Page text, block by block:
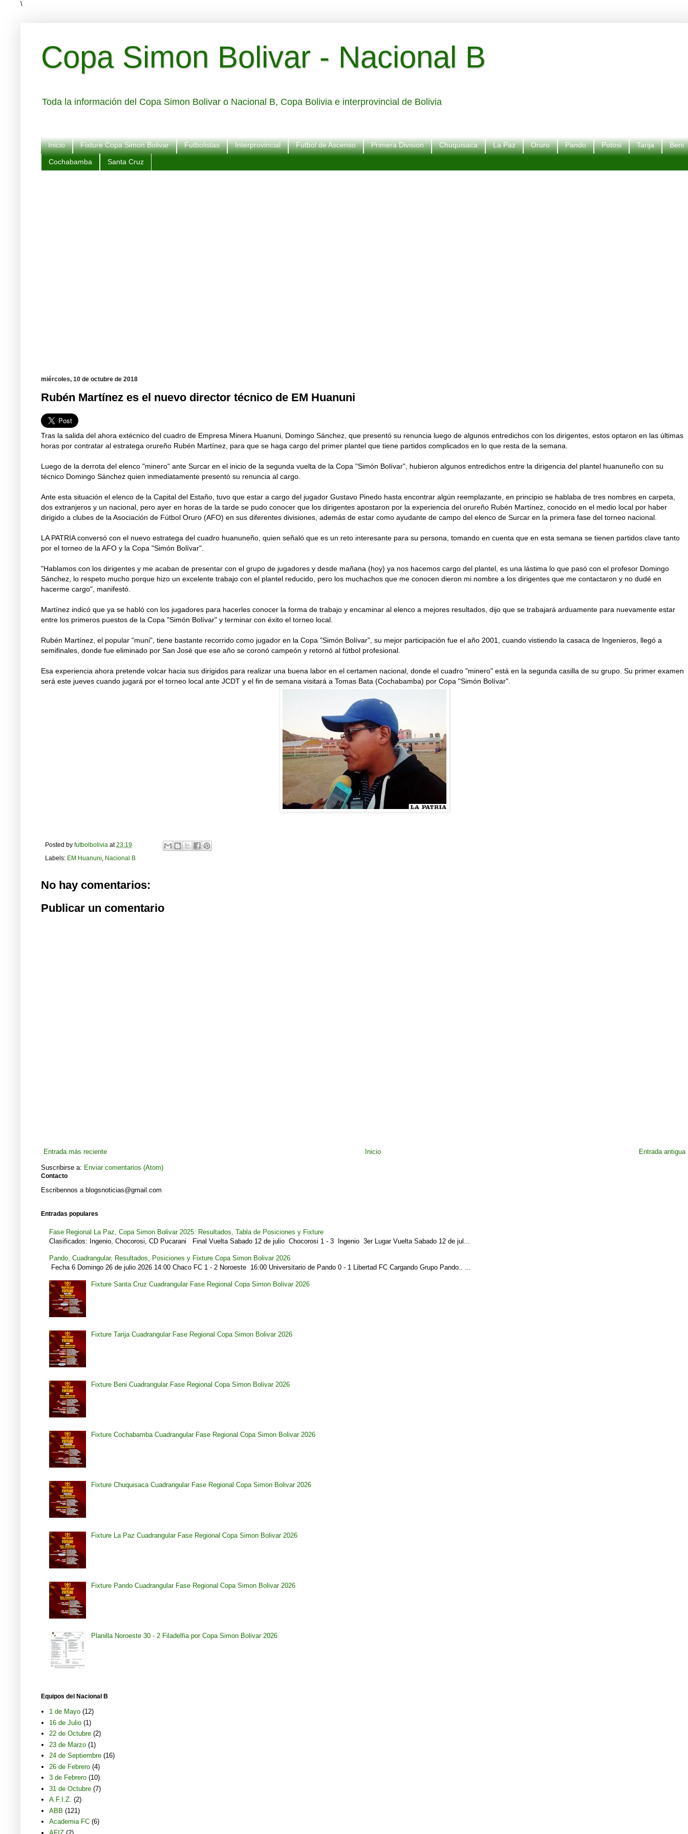
\
Copa Simon Bolivar - Nacional B
Toda la información del Copa Simon Bolivar o Nacional B, Copa Bolivia e interprovincial de Bolivia
Inicio Fixture Copa Simon Bolivar Futbolistas Interprovincial Futbol de Ascenso Primera Division Chuquisaca La Paz Oruro Pando Potosi Tarija Beni
Cochabamba Santa Cruz
miércoles, 10 de octubre de 2018
Rubén Martínez es el nuevo director técnico de EM Huanuni
Tras la salida del ahora extécnico del cuadro de Empresa Minera Huanuni, Domingo Sánchez, que presentó su renuncia luego de algunos entredichos con los dirigentes, estos optaron en las últimas
horas por contratar al estratega orureño Rubén Martínez, para que se haga cargo del primer plantel que tiene partidos complicados en lo que resta de la semana.
Luego de la derrota del elenco "minero" ante Surcar en el inicio de la segunda vuelta de la Copa "Simón Bolívar", hubieron algunos entredichos entre la dirigencia del plantel huanuneño con su
técnico Domingo Sánchez quien inmediatamente presentó su renuncia al cargo.
Ante esta situación el elenco de la Capital del Estaño, tuvo que estar a cargo del jugador Gustavo Pinedo hasta encontrar algún reemplazante, en principio se hablaba de tres nombres en carpeta,
dos extranjeros y un nacional, pero ayer en horas de la tarde se pudo conocer que los dirigentes apostaron por la experiencia del orureño Rubén Martínez, conocido en el medio local por haber
dirigido a clubes de la Asociación de Fútbol Oruro (AFO) en sus diferentes divisiones, además de estar como ayudante de campo del elenco de Surcar en la primera fase del torneo nacional.
LA PATRIA conversó con el nuevo estratega del cuadro huanuneño, quien señaló que es un reto interesante para su persona, tomando en cuenta que en esta semana se tienen partidos clave tanto
por el torneo de la AFO y la Copa "Simón Bolívar".
"Hablamos con los dirigentes y me acaban de presentar con el grupo de jugadores y desde mañana (hoy) ya nos hacemos cargo del plantel, es una lástima lo que pasó con el profesor Domingo
Sánchez, lo respeto mucho porque hizo un excelente trabajo con el plantel reducido, pero los muchachos que me conocen dieron mi nombre a los dirigentes que me contactaron y no dudé en
hacerme cargo", manifestó.
Martínez indicó que ya se habló con los jugadores para hacerles conocer la forma de trabajo y encaminar al elenco a mejores resultados, dijo que se trabajará arduamente para nuevamente estar
entre los primeros puestos de la Copa "Simón Bolívar" y terminar con éxito el torneo local.
Rubén Martínez, el popular "muni", tiene bastante recorrido como jugador en la Copa "Simón Bolívar", su mejor participación fue el año 2001, cuando vistiendo la casaca de Ingenieros, llegó a
semifinales, donde fue eliminado por San José que ese año se coronó campeón y retornó al fútbol profesional.
Esa experiencia ahora pretende volcar hacia sus dirigidos para realizar una buena labor en el certamen nacional, donde el cuadro "minero" está en la segunda casilla de su grupo. Su primer examen
será este jueves cuando jugará por el torneo local ante JCDT y el fin de semana visitará a Tomas Bata (Cochabamba) por Copa "Simón Bolívar".
Posted by futbolbolivia at23:19
Labels: EM Huanuni Nacional B
No hay comentarios:
Publicar un comentario
Entrada más reciente Entrada antigua
Inicio
Suscribirse a: Enviar comentarios (Atom)
Contacto
Escribennos a blogsnoticias@gmail.com
Entradas populares
Fase Regional La Paz, Copa Simon Bolivar 2025: Resultados, Tabla de Posiciones y Fixture
Clasificados: Ingenio, Chocorosi, CD Pucarani Final Vuelta Sabado 12 de julio Chocorosi 1 - 3 Ingenio 3er Lugar Vuelta Sabado 12 de jul...
Pando, Cuadrangular, Resultados, Posiciones y Fixture Copa Simon Bolivar 2026
Fecha 6 Domingo 26 de julio 2026 14:00 Chaco FC 1 - 2 Noroeste 16:00 Universitario de Pando 0 - 1 Libertad FC Cargando Grupo Pando.. ...
Fixture Santa Cruz Cuadrangular Fase Regional Copa Simon Bolivar 2026
Fixture Tarija Cuadrangular Fase Regional Copa Simon Bolivar 2026
Fixture Beni Cuadrangular Fase Regional Copa Simon Bolivar 2026
Fixture Cochabamba Cuadrangular Fase Regional Copa Simon Bolivar 2026
Fixture Chuquisaca Cuadrangular Fase Regional Copa Simon Bolivar 2026
Fixture La Paz Cuadrangular Fase Regional Copa Simon Bolivar 2026
Fixture Pando Cuadrangular Fase Regional Copa Simon Bolivar 2026
Planilla Noroeste 30 - 2 Filadelfia por Copa Simon Bolivar 2026
Equipos del Nacional B
1 de Mayo (12)
16 de Julio (1)
22 de Octubre (2)
23 de Marzo (1)
24 de Septiembre (16)
26 de Febrero (4)
3 de Febrero (10)
31 de Octubre (7)
A.F.I.Z. (2)
ABB (121)
Academia FC (6)